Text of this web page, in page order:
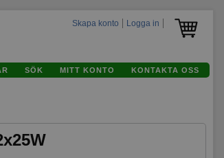
Skapa konto Logga in
SÖK MITT KONTO KONTAKTA OSS